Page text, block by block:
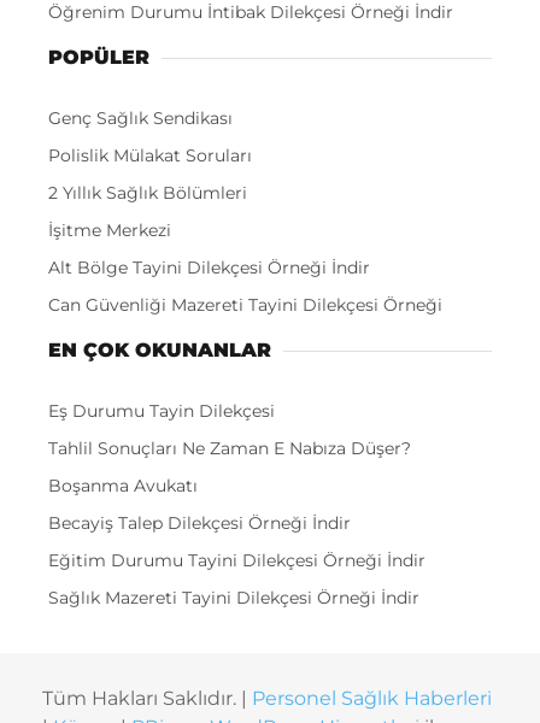
Öğrenim Durumu İntibak Dilekçesi Örneği İndir
POPÜLER
Genç Sağlık Sendikası
Polislik Mülakat Soruları
2 Yıllık Sağlık Bölümleri
İşitme Merkezi
Alt Bölge Tayini Dilekçesi Örneği İndir
Can Güvenliği Mazereti Tayini Dilekçesi Örneği
EN ÇOK OKUNANLAR
Eş Durumu Tayin Dilekçesi
Tahlil Sonuçları Ne Zaman E Nabıza Düşer?
Boşanma Avukatı
Becayiş Talep Dilekçesi Örneği İndir
Eğitim Durumu Tayini Dilekçesi Örneği İndir
Sağlık Mazereti Tayini Dilekçesi Örneği İndir
Tüm Hakları Saklıdır. | Personel Sağlık Haberleri